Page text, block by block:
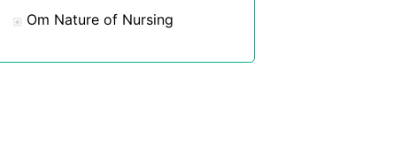
Om Nature of Nursing